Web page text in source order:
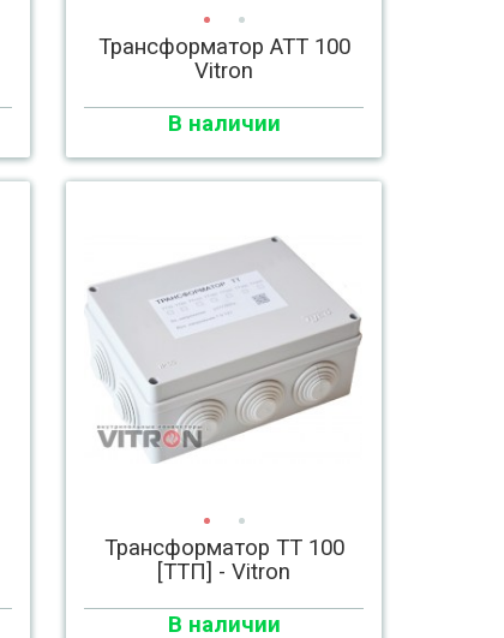
Трансформатор АТТ 100
Vitron
В наличии
Трансформатор ТТ 100
[ТТП] - Vitron
В наличии